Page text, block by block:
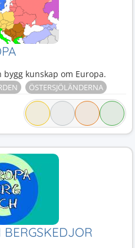
kunskap om Europa.
ÖSTERSJÖLÄNDERNA
BERGSKEDJOR